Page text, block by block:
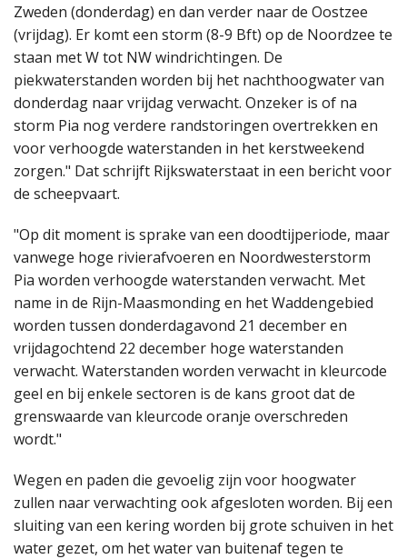
Zweden (donderdag) en dan verder naar de Oostzee
(vrijdag). Er komt een storm (8-9 Bft) op de Noordzee te
staan met W tot NW windrichtingen. De
piekwaterstanden worden bij het nachthoogwater van
donderdag naar vrijdag verwacht. Onzeker is of na
storm Pia nog verdere randstoringen overtrekken en
voor verhoogde waterstanden in het kerstweekend
zorgen." Dat schrijft Rijkswaterstaat in een bericht voor
de scheepvaart.
"Op dit moment is sprake van een doodtijperiode, maar
vanwege hoge rivierafvoeren en Noordwesterstorm
Pia worden verhoogde waterstanden verwacht. Met
name in de Rijn-Maasmonding en het Waddengebied
worden tussen donderdagavond 21 december en
vrijdagochtend 22 december hoge waterstanden
verwacht. Waterstanden worden verwacht in kleurcode
geel en bij enkele sectoren is de kans groot dat de
grenswaarde van kleurcode oranje overschreden
wordt."
Wegen en paden die gevoelig zijn voor hoogwater
zullen naar verwachting ook afgesloten worden. Bij een
sluiting van een kering worden bij grote schuiven in het
water gezet, om het water van buitenaf tegen te